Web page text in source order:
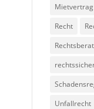
Mietvertrag
Recht
Unfallrecht